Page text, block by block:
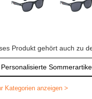
Produkt gehört auch zu
Personalisierte
Kategorien anzeigen >